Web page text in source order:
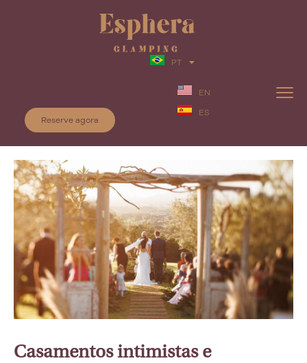
PT
EN
ES
Reserve agora
Casamentos intimistas e